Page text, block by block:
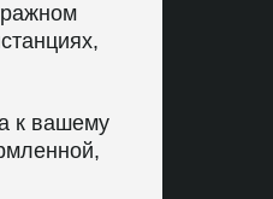
к вашему